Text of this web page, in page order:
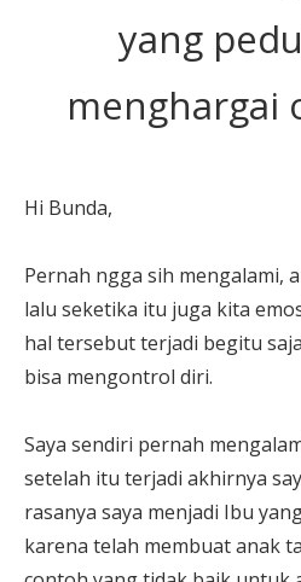
yang
menghargai
Hi Bunda,
Pernah ngga sih mengalami,
lalu seketika itu juga kita
hal tersebut terjadi begitu
bisa mengontrol diri.
Saya sendiri pernah
setelah itu terjadi akhirnya
rasanya saya menjadi Ibu
karena telah membuat anak